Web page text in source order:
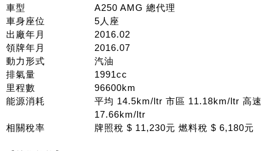
車型
A250 AMG 總代理
車身座位
5人座
出廠年月
2016.02
領牌年月
2016.07
動力形式
汽油
排氣量
1991cc
里程數
96600km
能源消耗
平均 14.5km/ltr 市區 11.18km/ltr 高速
17.66km/ltr
相關稅率
牌照稅 $ 11,230元 燃料稅 $ 6,180元